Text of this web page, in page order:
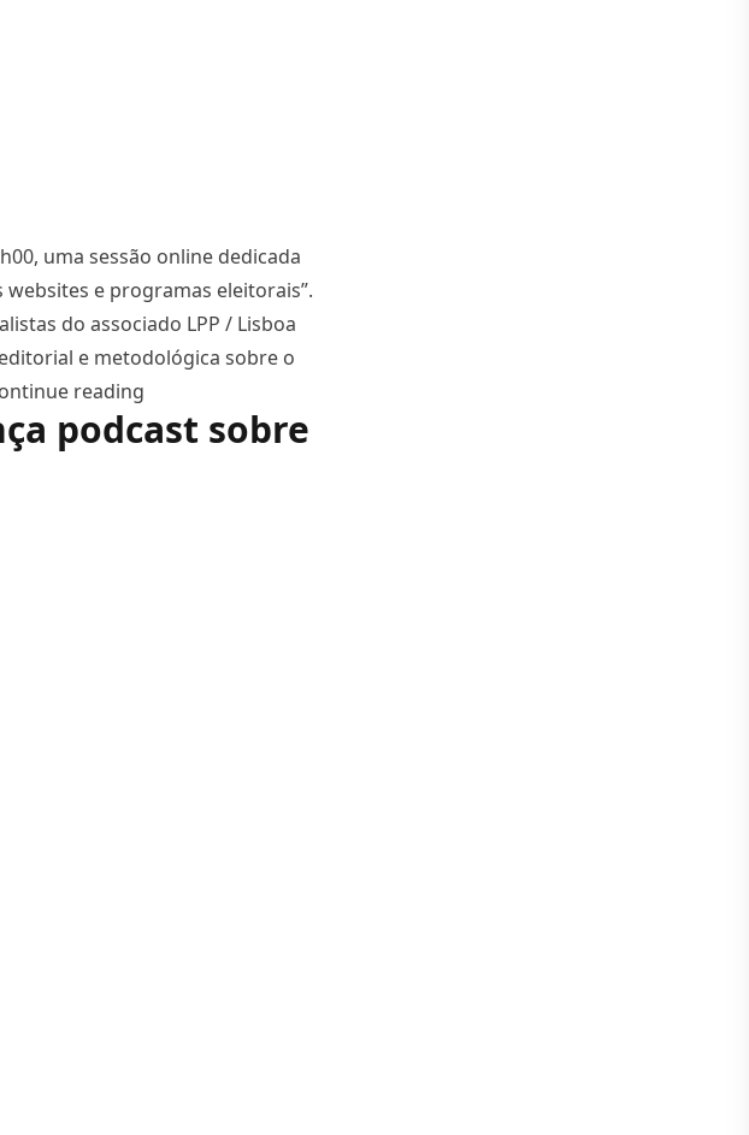
uma sessão online dedicada
e programas eleitorais”.
do associado LPP / Lisboa
e metodológica sobre o
reading
podcast sobre